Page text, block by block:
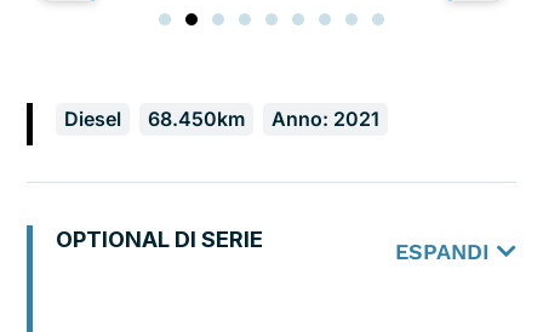
Diesel 68.450km Anno: 2021
OPTIONAL DI SERIE ESPANDI